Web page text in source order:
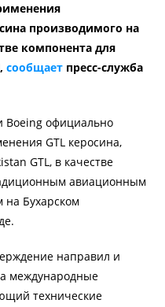
производимого на
компонента для
сообщает пресс-служба
Boeing официально
GTL керосина,
GTL, в качестве
авиационным
на Бухарском
направил и
международные
технические